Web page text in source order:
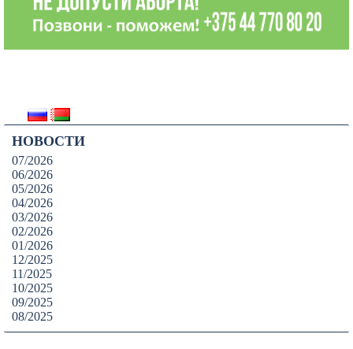
НОВОСТИ
07/2026
06/2026
05/2026
04/2026
03/2026
02/2026
01/2026
12/2025
11/2025
10/2025
09/2025
08/2025